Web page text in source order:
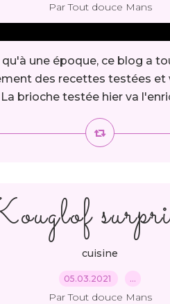
Par Tout douce Mans
une époque, ce blog a
des recettes testées et
brioche testée hier va
cuisine
05.03.2021 …
Par Tout douce Mans